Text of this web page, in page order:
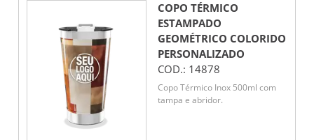
COPO TÉRMICO
ESTAMPADO
GEOMÉTRICO COLORIDO
PERSONALIZADO
COD.: 14878
Copo Térmico Inox 500ml com
tampa e abridor.